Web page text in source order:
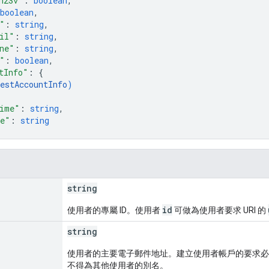
boolean,
: string,
: string,
: string,
: boolean,
: {
)
: string,
: string
string
使用者的專屬 ID。使用者 id 可做為使用者要求 URI 的
string
使用者的主要電子郵件地址。建立使用者帳戶的要求
不得為其他使用者的別名。